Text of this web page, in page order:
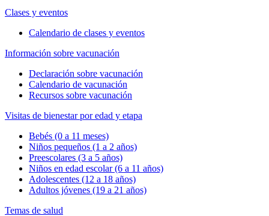
Clases y eventos
Calendario de clases y eventos
Información sobre vacunación
Declaración sobre vacunación
Calendario de vacunación
Recursos sobre vacunación
Visitas de bienestar por edad y etapa
Bebés (0 a 11 meses)
Niños pequeños (1 a 2 años)
Preescolares (3 a 5 años)
Niños en edad escolar (6 a 11 años)
Adolescentes (12 a 18 años)
Adultos jóvenes (19 a 21 años)
Temas de salud